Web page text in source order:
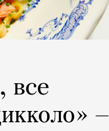
все
—